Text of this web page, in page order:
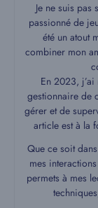
Je ne suis pas
passionné de
été un atout
combiner mon
En 2023,
gestionnaire de
gérer et de
article est à la
Que ce soit
mes
permets à mes